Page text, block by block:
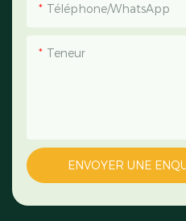
Téléphone/WhatsApp
Teneur
ENVOYER UNE